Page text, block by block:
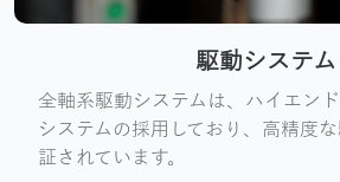
駆動システム
全軸系駆動システムは、ハイエン
システムの採用しており、高精度
証されています。